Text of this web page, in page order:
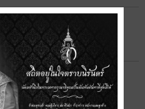
อลดเบี้ยปรับ พ.ศ. 2562
ราภาษีป้าย พ.ศ.2563